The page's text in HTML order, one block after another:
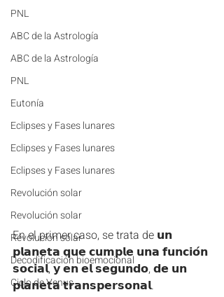
PNL
ABC de la Astrología
ABC de la Astrología
PNL
Eutonía
Eclipses y Fases lunares
Eclipses y Fases lunares
Eclipses y Fases lunares
Revolución solar
Revolución solar
Revolución solar
Decodificación bioemocional
Ciclo de Venus
En el primer caso, se trata de 𝘂𝗻
𝗽𝗹𝗮𝗻𝗲𝘁𝗮 𝗾𝘂𝗲 𝗰𝘂𝗺𝗽𝗹𝗲 𝘂𝗻𝗮 𝗳𝘂𝗻𝗰𝗶𝗼́𝗻
𝘀𝗼𝗰𝗶𝗮𝗹, 𝘆 𝗲𝗻 𝗲𝗹 𝘀𝗲𝗴𝘂𝗻𝗱𝗼, 𝗱𝗲 𝘂𝗻
𝗽𝗹𝗮𝗻𝗲𝘁𝗮 𝘁𝗿𝗮𝗻𝘀𝗽𝗲𝗿𝘀𝗼𝗻𝗮𝗹.